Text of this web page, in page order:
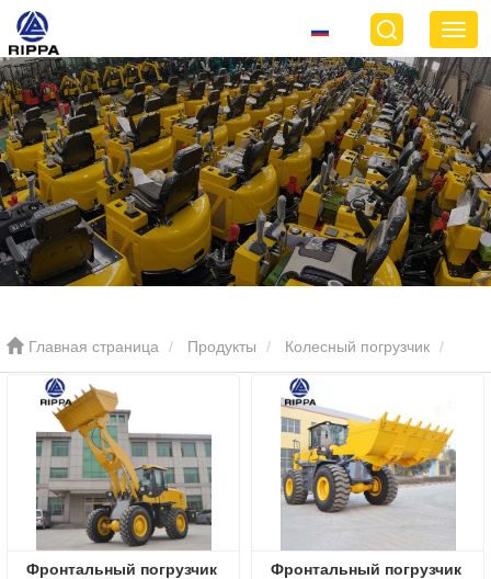
Главная страница Продукты Колесный погрузчик
Большой колесный погрузчик
Фронтальный погрузчик
Фронтальный погрузчик